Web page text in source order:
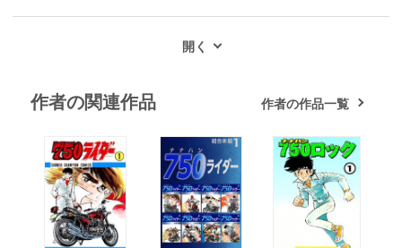
作者の関連作品 作者の作品一覧